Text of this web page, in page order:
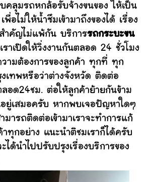
คลุมรถหกล้อรับจ้างขนของ ให้เป็น
พื่อไม่ให้น้ำซึมเข้ามาถึงของได้ เรื่อง
ำคัญไม่แพ้กัน บริการรถกระบะขน
ราเปิดให้วิ่งงานกันตลอด 24 ชั่วโมง
วามต้องการของลูกค้า ทุกที่ ทุก
งเทพหรือว่าต่างจังหวัด ติดต่อ
ลอด24ชม. ต่อให้ลูกค้าย้ายกันข้าม
ยู่เสมอครับ หากพบเจอปัญหาใดๆ
มารถติดต่อเข้ามาเราจะทำการแก้
ทุกอย่าง แนะนำติชมเราก็ได้ครับ
ได้นำไปปรับปรุงเรื่องบริการของ